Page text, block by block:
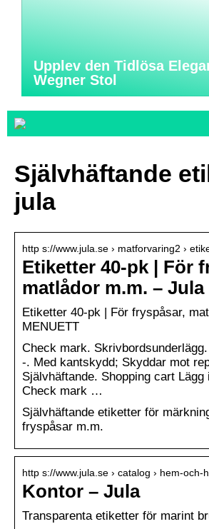
Upplev den Tidlösa
Wegner Stol
Självhäftande
jula
http s://www.jula.se › matforvaring2 ›
Etiketter 40-pk | För
matlådor m.m. – Jula
Etiketter 40-pk | För fryspåsar,
MENUETT
Check mark.
-. Med kantskydd; Skyddar mot
Självhäftande. Shopping cart Lägg
Check mark …
Självhäftande etiketter för
fryspåsar m.m.
http s://www.jula.se › catalog › hem-och-
Kontor – Jula
Transparenta etiketter för marint